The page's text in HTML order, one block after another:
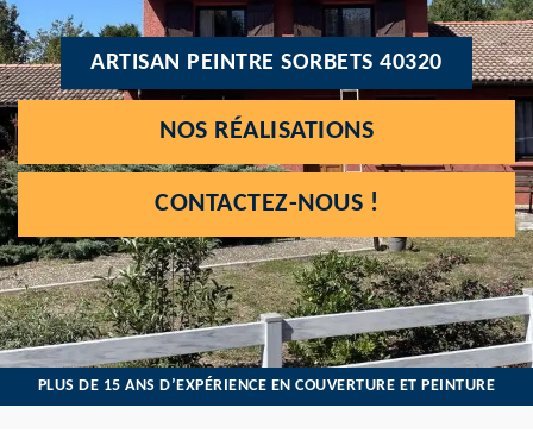
ARTISAN PEINTRE SORBETS 40320
NOS RÉALISATIONS
CONTACTEZ-NOUS !
PLUS DE 15 ANS D’EXPÉRIENCE EN COUVERTURE ET PEINTURE